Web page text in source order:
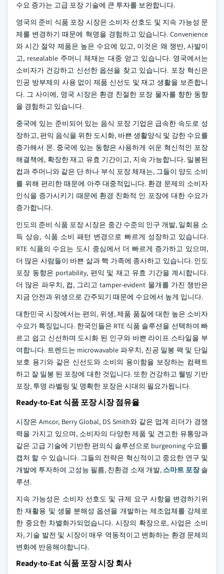
수요 증가는 고급 포장 기술에 큰 투자를 보완합니다.
영국의 준비 식품 포장 시장은 소비자 선호도 및 지속 가능성 문
제를 변경하기 때문에 혁명을 경험하고 있습니다. Convenience
와 시간 절약 제품은 높은 수요에 있고, 이것은 왜 쟁반, 사발이
고, resealable 주머니 체재는 대중 얻고 있습니다. 영국에서는
소비자가 건강하고 신선한 옵션을 찾고 있습니다. 포장 혁신은
인공 방부제의 사용 없이 제품 신선도 및 재고 생활을 보존합니
다. 그 사이에, 영국 시장은 환경 친절한 포장 물자를 향한 동향
을 경험하고 있습니다.
중국에 있는 준비되어 있는 음식 포장 기업은 급속한 속도로 성
장하고, 편익 음식을 위한 도시화, 바쁜 생활양식 및 강한 수요를
증가해서 몬. 중국에 있는 동향은 사용하게 쉬운 혁신적인 포장
해결책에, 확장한 재고 유효 기간이고, 지속 가능합니다. 밀봉된
컵과 주머니와 같은 단 하나 부식 포장 체재는, 그들이 양도 소비
를 위해 편리한 때문에 아주 대중적입니다. 환경 문제의 소비자
인식을 증가시키기 때문에 환경 친화적 인 포장에 대한 수요가
증가합니다.
인도의 준비 식품 포장 시장은 중간 수준의 인구 개발, 일회용 소
득 상승, 식품 소비 패턴 변경으로 빠르게 성장하고 있습니다.
RTE 식품의 수요는 도시 중심에서 더 빠르게 증가하고 있으며,
더 많은 사람들이 바쁜 삶과 핵 가족에 종사하고 있습니다. 인도
포장 동향은 portability, 편익 및 재고 유효 기간을 계시합니다.
더 많은 파우치, 컵, 그리고 tamper-evident 물개를 가진 쟁반은
지금 안전과 위생으로 간주되기 때문에 수요에서 높게 입니다.
대한민국 시장에서는 편의, 위생, 제품 품질에 대한 높은 소비자
수요가 특징입니다. 한국인들은 RTE 식품 솔루션을 선택하여 빠
르고 쉽고 신선하며 도시화 된 인구와 바쁜 라이프 스타일을 부
여합니다. 트렌드는 microwavable 파우치, 진공 밀봉 팩 및 단일
보호 용기와 같은 신선도와 소비의 용이함을 보장하는 컴팩트
하고 잘 밀봉 된 포장에 대한 것입니다. 또한 건강하고 웰빙 기반
포장, 투명 라벨링 및 명확한 포장은 시대의 필요가됩니다.
Ready-to-Eat 식품 포장 시장 점유율
시장은 Amcor, Berry Global, DS Smith와 같은 업계 리더가 경쟁
력을 가지고 있으며, 소비자의 다양한 제품 및 견고한 유통망과
같은 고급 기술에 기반한 편의식 솔루션으로 burgeoning 수요를
캡처 할 수 있습니다. 그들의 전략은 혁신적이고 중요한 연구 및
개발에 투자하여 고성능 필름, 친환경 소재 개발, 스마트 포장솔
루션.
지속 가능성은 소비자 선호도 및 규제 요구 사항을 변경하기위
한 재활용 및 생물 분해성 옵션을 개발하는 제조업체를 강제로
한 중요한 차별화가되었습니다. 시장의 확장으로, 사업은 소비
자, 기술 발전 및 시장이 매우 역동적이고 변화하는 환경 문제의
변화에 반응해야합니다.
Ready-to-Eat 식품 포장 시장 회사